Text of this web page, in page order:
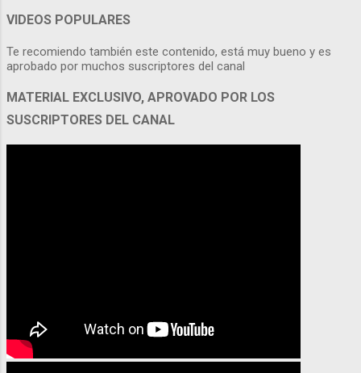
VIDEOS POPULARES
Te recomiendo también este contenido, está muy bueno y es
aprobado por muchos suscriptores del canal
MATERIAL EXCLUSIVO, APROVADO POR LOS
SUSCRIPTORES DEL CANAL